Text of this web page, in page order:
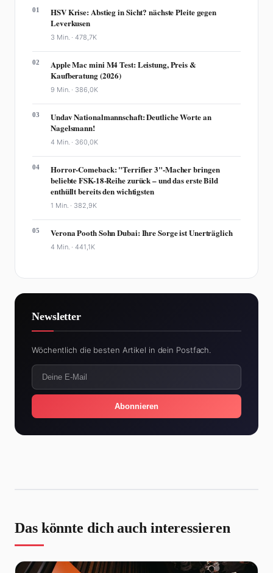
01
HSV Krise: Abstieg in Sicht? nächste Pleite gegen
Leverkusen
3 Min. ·478,7K
02
Apple Mac mini M4 Test: Leistung, Preis &
Kaufberatung (2026)
9 Min. · 386,0K
03
Undav Nationalmannschaft: Deutliche Worte an
Nagelsmann!
4 Min. · 360,0K
04
Horror-Comeback: "Terrifier 3"-Macher bringen
beliebte FSK-18-Reihe zurück – und das erste Bild
enthüllt bereits den wichtigsten
1 Min. · 382,9K
05 Verona Pooth Sohn Dubai: Ihre Sorge ist Unerträglich
4 Min. ·441,1K
Newsletter
Wöchentlich die besten Artikel in dein Postfach.
Abonnieren
Das könnte dich auch interessieren